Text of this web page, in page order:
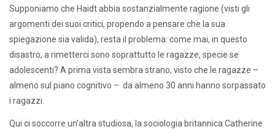
Supponiamo che Haidt abbia sostanzialmente ragione (visti gli
argomenti dei suoi critici, propendo a pensare che la sua
spiegazione sia valida), resta il problema: come mai, in questo
disastro, a rimetterci sono soprattutto le ragazze, specie se
adolescenti? A prima vista sembra strano, visto che le ragazze –
almeno sul piano cognitivo – da almeno 30 anni hanno sorpassato
i ragazzi.
Qui ci soccorre un’altra studiosa, la sociologia britannica Catherine